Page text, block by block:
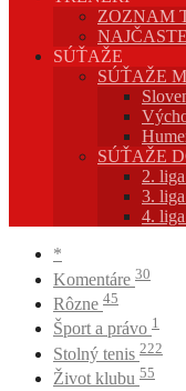
ZOZNAM
SÚŤAŽE
SÚŤAŽE
SÚŤAŽE
2.
3.
4.
*
Komentáre 30
Rôzne 45
Šport a právo 1
Stolný tenis 222
Život klubu 55